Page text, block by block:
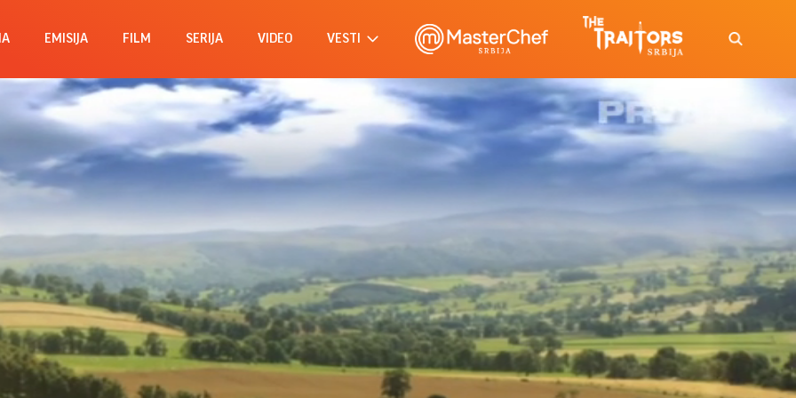
EMISIJA FILM SERIJA VIDEO VESTI